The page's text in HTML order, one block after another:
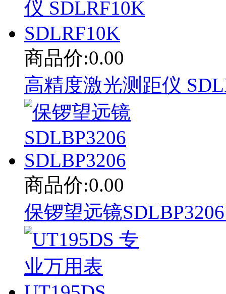
商品价:0.00
高精度激光测距仪
商品价:0.00
保锣望远镜